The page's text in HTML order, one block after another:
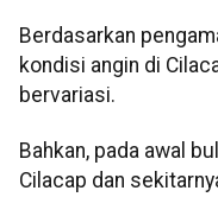
Berdasarkan
kondisi angin di
bervariasi.
Bahkan, pada awal
Cilacap dan